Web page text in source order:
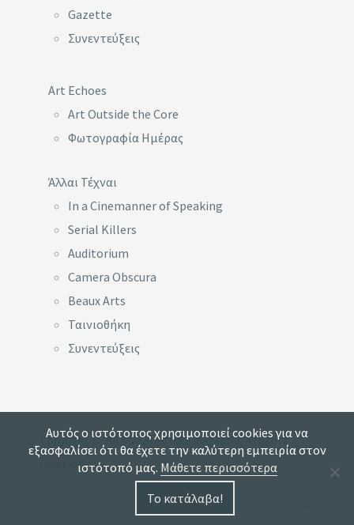
Gazette
Συνεντεύξεις
Art Echoes
Art Outside the Core
Φωτογραφία Ημέρας
Άλλαι Τέχναι
In a Cinemanner of Speaking
Serial Killers
Auditorium
Camera Obscura
Beaux Arts
Ταινιοθήκη
Συνεντεύξεις
Copyright © 2013-2024 Artcore magazine. All rights
reserved.
Αυτός ο ιστότοπος χρησιμοποιεί cookies για να
εξασφαλίσει ότι θα έχετε την καλύτερη εμπειρία στον
ιστότοπό μας. Μάθετε περισσότερα
Το κατάλαβα!